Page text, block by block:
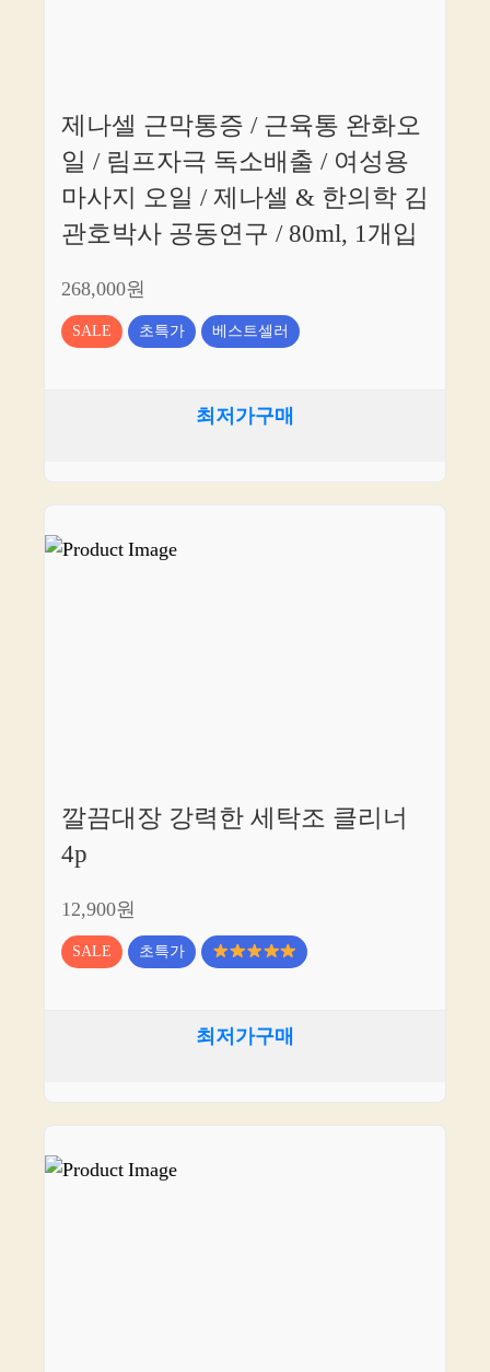
제나셀 근막통증 / 근육통 완화오
일 / 림프자극 독소배출 / 여성용
마사지 오일 / 제나셀 & 한의학 김
관호박사 공동연구 / 80ml, 1개입
268,000원
SALE 초특가 베스트셀러
최저가구매
깔끔대장 강력한 세탁조 클리너
4p
12,900원
SALE 초특가
최저가구매